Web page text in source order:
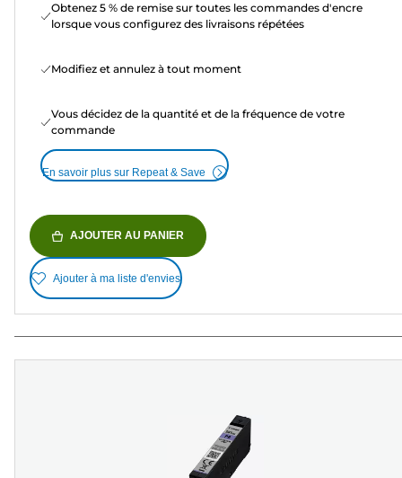
Obtenez 5 % de remise sur toutes les commandes d'encre
lorsque vous configurez des livraisons répétées
Modifiez et annulez à tout moment
Vous décidez de la quantité et de la fréquence de votre
commande
En savoir plus sur Repeat & Save
AJOUTER AU PANIER
Ajouter à ma liste d'envies